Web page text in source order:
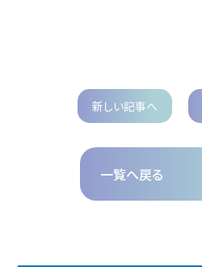
新しい記事へ
一覧へ戻る